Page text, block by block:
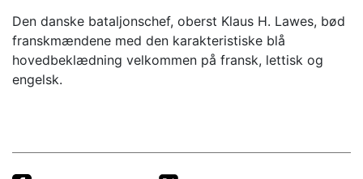
Den danske bataljonschef, oberst Klaus H. Lawes, bød
franskmændene med den karakteristiske blå
hovedbeklædning velkommen på fransk, lettisk og
engelsk.